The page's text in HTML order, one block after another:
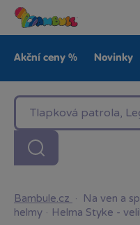
Akční ceny % Novinky
LEGO®
Baby Značky
Bambule.cz · Na ven a
helmy · Helma Styke -